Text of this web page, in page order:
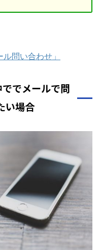
問い合わせ」
でメールで問
い場合